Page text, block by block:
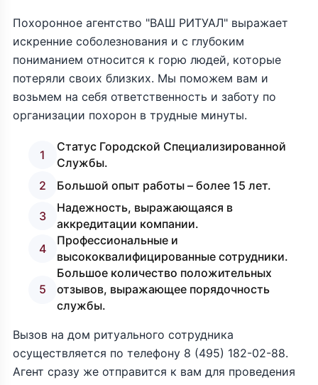
Похоронное агентство "ВАШ РИТУАЛ" выражает
искренние соболезнования и с глубоким
пониманием относится к горю людей, которые
потеряли своих близких. Мы поможем вам и
возьмем на себя ответственность и заботу по
организации похорон в трудные минуты.
1
Статус Городской Специализированной
Службы.
2
Большой опыт работы – более 15 лет.
3
Надежность, выражающаяся в
аккредитации компании.
4
Профессиональные и
высококвалифицированные сотрудники.
5
Большое количество положительных
отзывов, выражающее порядочность
службы.
Вызов на дом ритуального сотрудника
осуществляется по телефону 8 (495) 182-02-88.
Агент сразу же отправится к вам для проведения